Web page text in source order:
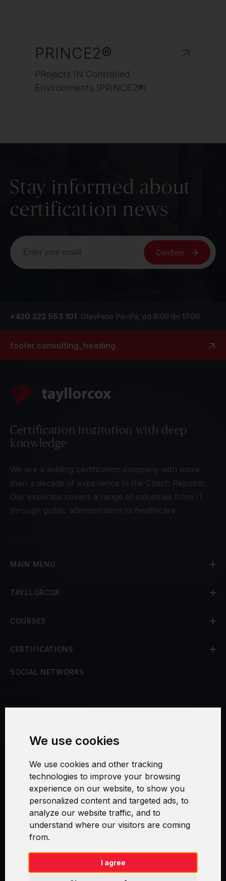
We use cookies
We use cookies and other tracking
technologies to improve your browsing
experience on our website, to show you
personalized content and targeted ads, to
analyze our website traffic, and to
understand where our visitors are coming
from.
I agree
PRINCE2®
PRojects IN Controlled
Environments (PRINCE2®)
Stay informed about
certification news
Confirm
+420 222 553 101 Otevřeno Po–Pá, od 9:00 do 17:00
footer.consulting_heading
Certification institution with deep
knowledge
We are a leading certification company with more
than a decade of experience in the Czech Republic.
Our expertise covers a range of industries from IT
through public administration to healthcare.
MAIN MENU
TAYLLORCOX
COURSES
CERTIFICATIONS
SOCIAL NETWORKS
Security and Privacy
Warranty Policy
Cookie Settings
Swirl logoTM je ochranná známka společnosti AXELOS Limited. ITIL®
je registrovanou ochrannou známkou AXELOS Limited. PRINCE2® je
registrovanou ochrannou známkou AXELOS Limited. MSP® je
registrovanou ochrannou známkou AXELOS Limited. M_o_R® je
registrovanou ochrannou známkou AXELOS Limited. RESILIA™ je